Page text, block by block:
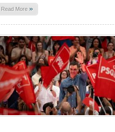
Read More »